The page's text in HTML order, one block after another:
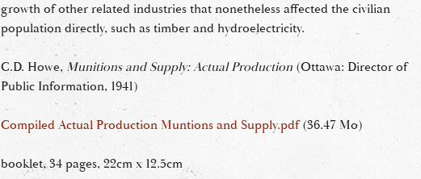
growth of other related industries that nonetheless affected the civilian
population directly, such as timber and hydroelectricity.
C.D. Howe, Munitions and Supply: Actual Production (Ottawa: Director of
Public Information, 1941)
Compiled Actual Production Muntions and Supply.pdf (36.47 Mo)
booklet, 34 pages, 22cm x 12.5cm